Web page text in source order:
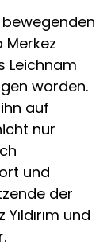
Leichnam
worden.
auf
nur
und
der
und